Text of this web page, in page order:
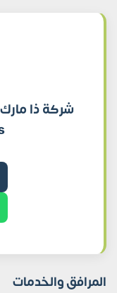
المرافق والخدمات